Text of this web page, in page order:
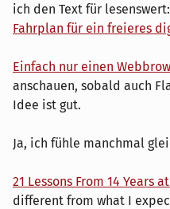
ich den Text für lesenswert:
Fahrplan für ein freieres
Einfach nur einen
anschauen, sobald auch
Idee ist gut.
Ja, ich fühle manchmal
21 Lessons From 14 Years
different from what I